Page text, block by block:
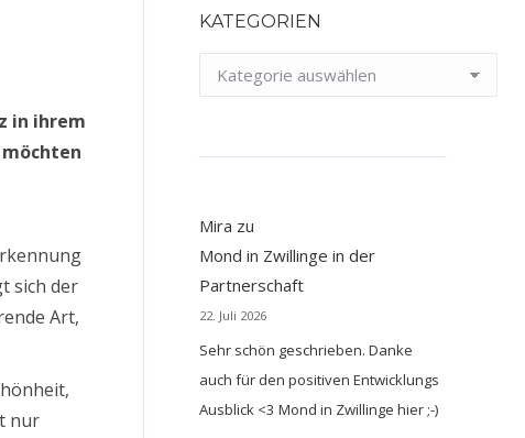
in ihrem
sich der
Art,
nur
KATEGORIEN
Kategorien
Mira zu
Mond in Zwillinge in der
Partnerschaft
22. Juli 2026
Sehr schön geschrieben. Danke
auch für den positiven Entwicklungs
Ausblick <3 Mond in Zwillinge hier ;-)